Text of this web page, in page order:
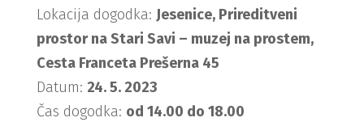
Lokacija dogodka: Jesenice, Prireditveni
prostor na Stari Savi – muzej na prostem,
Cesta Franceta Prešerna 45
Datum: 24. 5. 2023
Čas dogodka: od 14.00 do 18.00